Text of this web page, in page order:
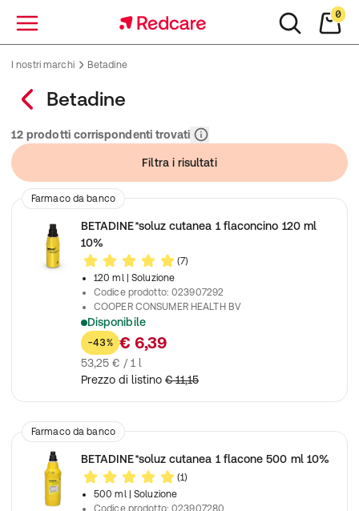
Menu
0
I nostri marchi Betadine
Betadine
12 prodotti corrispondenti trovatiRilevanza
Filtra i risultati
Farmaco da banco
BETADINE*soluz cutanea 1 flaconcino 120 ml
10%
(7)
120 ml
| Soluzione
Codice prodotto:023907292
COOPER CONSUMER HEALTH BV
Disponibile
Disinfezione e pulizia della cute lesa (ferite, piaghe)
-43% € 6,39
53,25 € / 1 l
Prezzo di listino € 11,15
Farmaco da banco
BETADINE*soluz cutanea 1 flacone 500 ml 10%
(1)
500 ml
| Soluzione
Codice prodotto:023907280